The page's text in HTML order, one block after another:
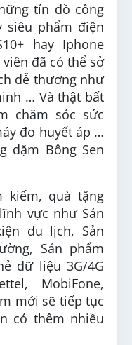
tín đồ công
siêu phẩm điện
hay Iphone
đã có thể sở
dễ thương như
… Và thật bất
chăm sóc sức
đo huyết áp …
dặm Bông Sen
kiếm, quà tặng
vực như Sản
du lịch, Sản
Sản phẩm
dữ liệu 3G/4G
MobiFone,
mới sẽ tiếp tục
có thêm nhiều